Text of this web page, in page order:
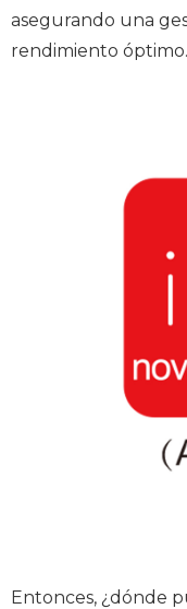
asegurando una
rendimiento óptimo.
Entonces, ¿dónde